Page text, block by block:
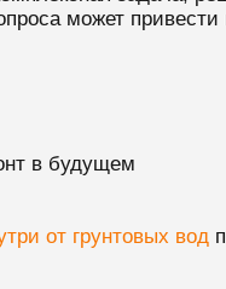
может привести
в будущем
от грунтовых вод